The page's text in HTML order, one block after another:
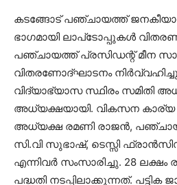
കടങ്ങോട് പഞ്ചായത്ത്
ഭാഗമായി ലാപ്‌ടോപ്പുകള്‍
പഞ്ചായത്ത് പ്രസിഡന്റ് മീന
വിതരണോദ്ഘാടനം
വിദ്യാഭ്യാസ സ്ഥിരം സമിതി
അധ്യക്ഷയായി. വികസന കാര്യ
അധ്യക്ഷ രമണി രാജന്‍,
സി.വി സുഭാഷ്, ടെസ്സി
എന്നിവര്‍ സംസാരിച്ചു. 28
പദ്ധതി നടപ്പിലാക്കുന്നത്. പട്ടിക